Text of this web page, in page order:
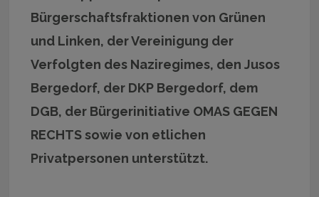
Bürgerschaftsfraktionen von Grünen
und Linken, der Vereinigung der
Verfolgten des Naziregimes, den Jusos
Bergedorf, der DKP Bergedorf, dem
DGB, der Bürgerinitiative OMAS GEGEN
RECHTS sowie von etlichen
Privatpersonen unterstützt.